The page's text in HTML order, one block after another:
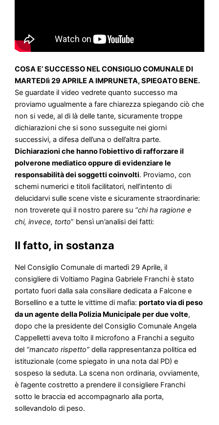
COSA E’ SUCCESSO NEL CONSIGLIO COMUNALE DI
MARTEDIì 29 APRILE A IMPRUNETA, SPIEGATO BENE.
Se guardate il video vedrete quanto successo ma
proviamo ugualmente a fare chiarezza spiegando ciò che
non si vede, al di là delle tante, sicuramente troppe
dichiarazioni che si sono susseguite nei giorni
successivi, a difesa dell’una o dell’altra parte.
Dichiarazioni che hanno l’obiettivo di rafforzare il
polverone mediatico oppure di evidenziare le
responsabilità dei soggetti coinvolti. Proviamo, con
schemi numerici e titoli facilitatori, nell’intento di
delucidarvi sulle scene viste e sicuramente straordinarie:
non troverete qui il nostro parere su “chi ha ragione e
chi, invece, torto” bensì un’analisi dei fatti:
Il fatto, in sostanza
Nel Consiglio Comunale di martedì 29 Aprile, il
consigliere di Voltiamo Pagina Gabriele Franchi è stato
portato fuori dalla sala consiliare dedicata a Falcone e
Borsellino e a tutte le vittime di mafia: portato via di peso
da un agente della Polizia Municipale per due volte,
dopo che la presidente del Consiglio Comunale Angela
Cappelletti aveva tolto il microfono a Franchi a seguito
del “mancato rispetto” della rappresentanza politica ed
istituzionale (come spiegato in una nota dal PD) e
sospeso la seduta. La scena non ordinaria, ovviamente,
è l’agente costretto a prendere il consigliere Franchi
sotto le braccia ed accompagnarlo alla porta,
sollevandolo di peso.